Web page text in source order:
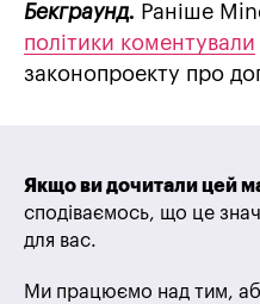
Бекграунд. Раніше
політики коментували
законопроекту про
Якщо ви дочитали цей
сподіваємось, що це
для вас.
Ми працюємо над тим,